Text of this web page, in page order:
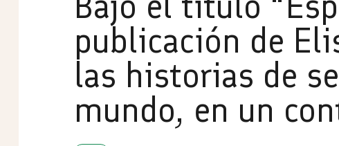
publicación de
las historias de
mundo, en un